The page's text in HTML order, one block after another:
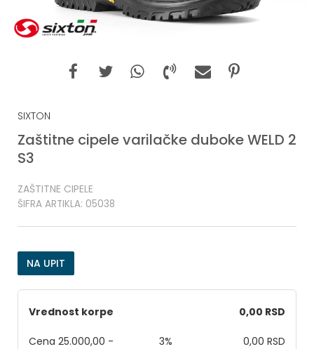
SIXTON
Zaštitne cipele varilačke duboke WELD 2
S3
ZAŠTITNE CIPELE
ŠIFRA ARTIKLA: 05038
NA UPIT
Vrednost korpe 0,00 RSD
Cena 25.000,00 -
3% 0,00 RSD